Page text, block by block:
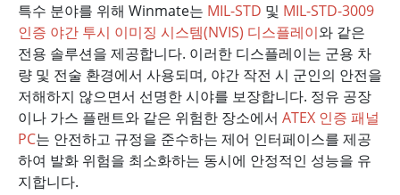
특수 분야를 위해 Winmate는 MIL-STD 및 MIL-STD-3009
인증 야간 투시 이미징 시스템(NVIS) 디스플레이와 같은
전용 솔루션을 제공합니다. 이러한 디스플레이는 군용 차
량 및 전술 환경에서 사용되며, 야간 작전 시 군인의 안전을
저해하지 않으면서 선명한 시야를 보장합니다. 정유 공장
이나 가스 플랜트와 같은 위험한 장소에서 ATEX 인증 패널
PC는 안전하고 규정을 준수하는 제어 인터페이스를 제공
하여 발화 위험을 최소화하는 동시에 안정적인 성능을 유
지합니다.